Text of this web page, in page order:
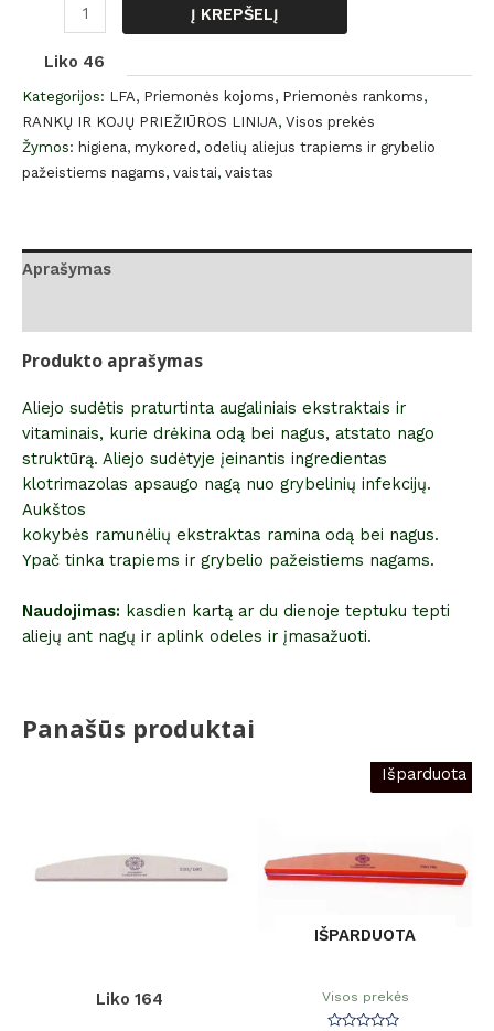
Į KREPŠELĮ
Liko 46
Kategorijos: LFA, Priemonės kojoms, Priemonės rankoms,
RANKŲ IR KOJŲ PRIEŽIŪROS LINIJA, Visos prekės
Žymos: higiena, mykored, odelių aliejus trapiems ir grybelio
pažeistiems nagams, vaistai, vaistas
Aprašymas
Produkto aprašymas
Aliejo sudėtis praturtinta augaliniais ekstraktais ir
vitaminais, kurie drėkina odą bei nagus, atstato nago
struktūrą. Aliejo sudėtyje įeinantis ingredientas
klotrimazolas apsaugo nagą nuo grybelinių infekcijų.
Aukštos
kokybės ramunėlių ekstraktas ramina odą bei nagus.
Ypač tinka trapiems ir grybelio pažeistiems nagams.
Naudojimas: kasdien kartą ar du dienoje teptuku tepti
aliejų ant nagų ir aplink odeles ir įmasažuoti.
Panašūs produktai
Liko 164
Išparduota
IŠPARDUOTA
Visos prekės